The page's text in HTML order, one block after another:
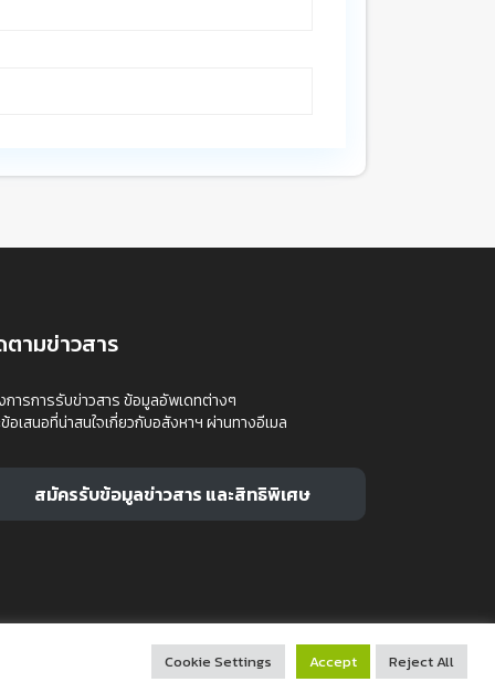
ามข่าวสาร
การการรับข่าวสาร ข้อมูลอัพเดทต่างๆ
อเสนอที่น่าสนใจเกี่ยวกับอสังหาฯ ผ่านทางอีเมล
สมัครรับข้อมูลข่าวสาร และสิทธิพิเศษ
Cookie Settings Accept Reject All